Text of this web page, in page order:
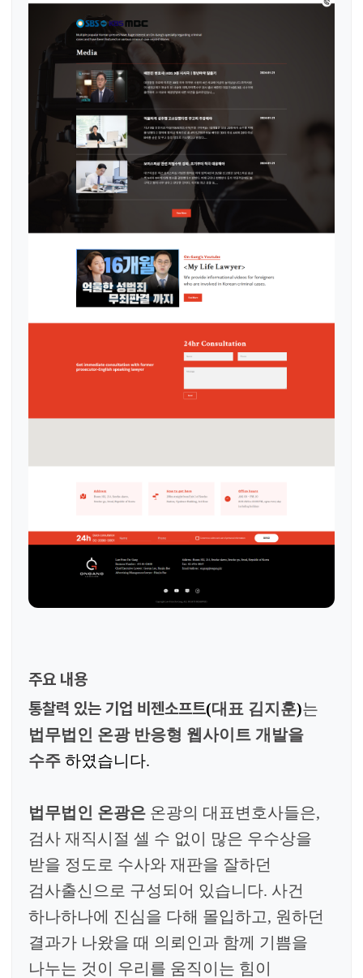
주요 내용
통찰력 있는 기업 비젠소프트(대표 김지훈)는
법무법인 온광반응형 웹사이트 개발을
수주 하였습니다.
법무법인 온광은 온광의 대표변호사들은,
검사 재직시절 셀 수 없이 많은 우수상을
받을 정도로 수사와 재판을 잘하던
검사출신으로 구성되어 있습니다. 사건
하나하나에 진심을 다해 몰입하고, 원하던
결과가 나왔을 때 의뢰인과 함께 기쁨을
나누는 것이 우리를 움직이는 힘이